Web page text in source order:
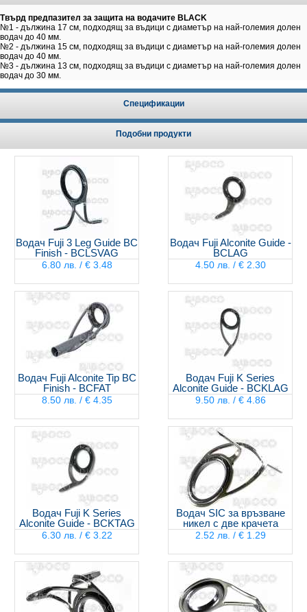
Твърд предпазител за защита на водачите BLACK
№1 - дължина 17 см, подходящ за въдици с диаметър на най-големия долен
водач до 40 мм.
№2 - дължина 15 см, подходящ за въдици с диаметър на най-големия долен
водач до 40 мм.
№3 - дължина 13 см, подходящ за въдици с диаметър на най-големия долен
водач до 30 мм.
Спецификации
Подобни продукти
Водач Fuji 3 Leg Guide BC
Finish - BCLSVAG
6.80 лв. / € 3.48
Водач Fuji Alconite Guide -
BCLAG
4.50 лв. / € 2.30
Водач Fuji Alconite Tip BC
Finish - BCFAT
8.50 лв. / € 4.35
Водач Fuji K Series
Alconite Guide - BCKLAG
9.50 лв. / € 4.86
Водач Fuji K Series
Alconite Guide - BCKTAG
6.30 лв. / € 3.22
Водач SIC за връзване
никел с две крачета
2.52 лв. / € 1.29